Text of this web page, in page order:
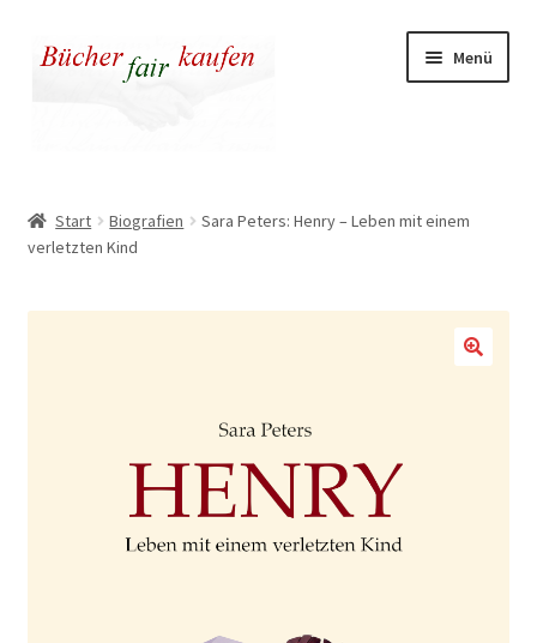
Zur
Navigation
Zum
Inhalt
Menü
Kasse
Warenkorb
Start Biografien
Sara Peters: Henry – Leben mit einem
verletzten Kind